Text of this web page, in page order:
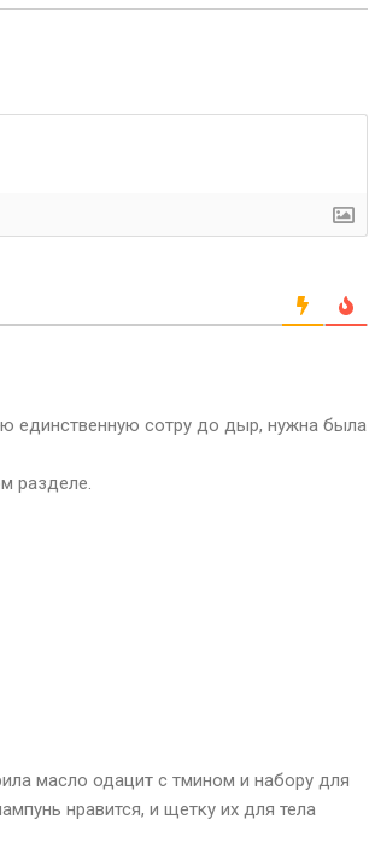
единственную сотру до дыр, нужна была
разделе.
масло одацит с тмином и набору для
нравится, и щетку их для тела